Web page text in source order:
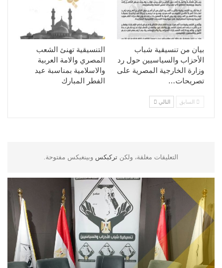
التنسيقية تهنئ الشعب
المصري والامة العربية
والاسلامية بمناسبة عيد
الفطر المبارك
بيان من تنسيقية شباب
الأحزاب والسياسيين حول رد
وزارة الخارجية المصرية على
تصريحات…
السابق التالي
التعليقات مغلقة، ولكن تركبكس وبينغبكس مفتوحة.